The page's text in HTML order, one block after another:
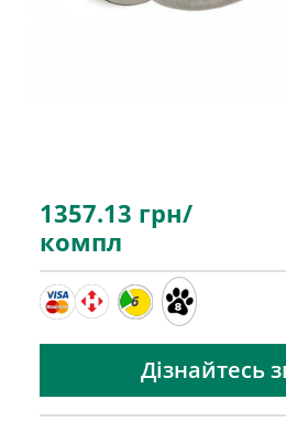
1357.13 грн/
компл
6
Дізнайтесь